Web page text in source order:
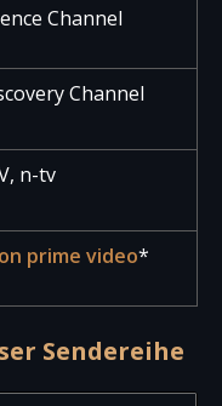
Channel
Channel
n-tv
prime video*
Sendereihe